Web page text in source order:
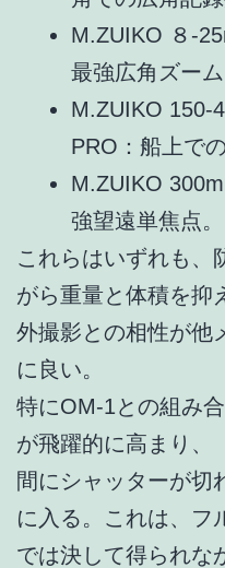
M.ZUIKO ８-
最強広角ズーム
M.ZUIKO 150-
PRO：船上で
M.ZUIKO
強望遠単焦点。
これらはいずれも、
がら重量と体積を抑
外撮影との相性が他
に良い。
特にOM-1との組み
が飛躍的に高まり、
間にシャッターが切
に入る。これは、フ
では決して得られな